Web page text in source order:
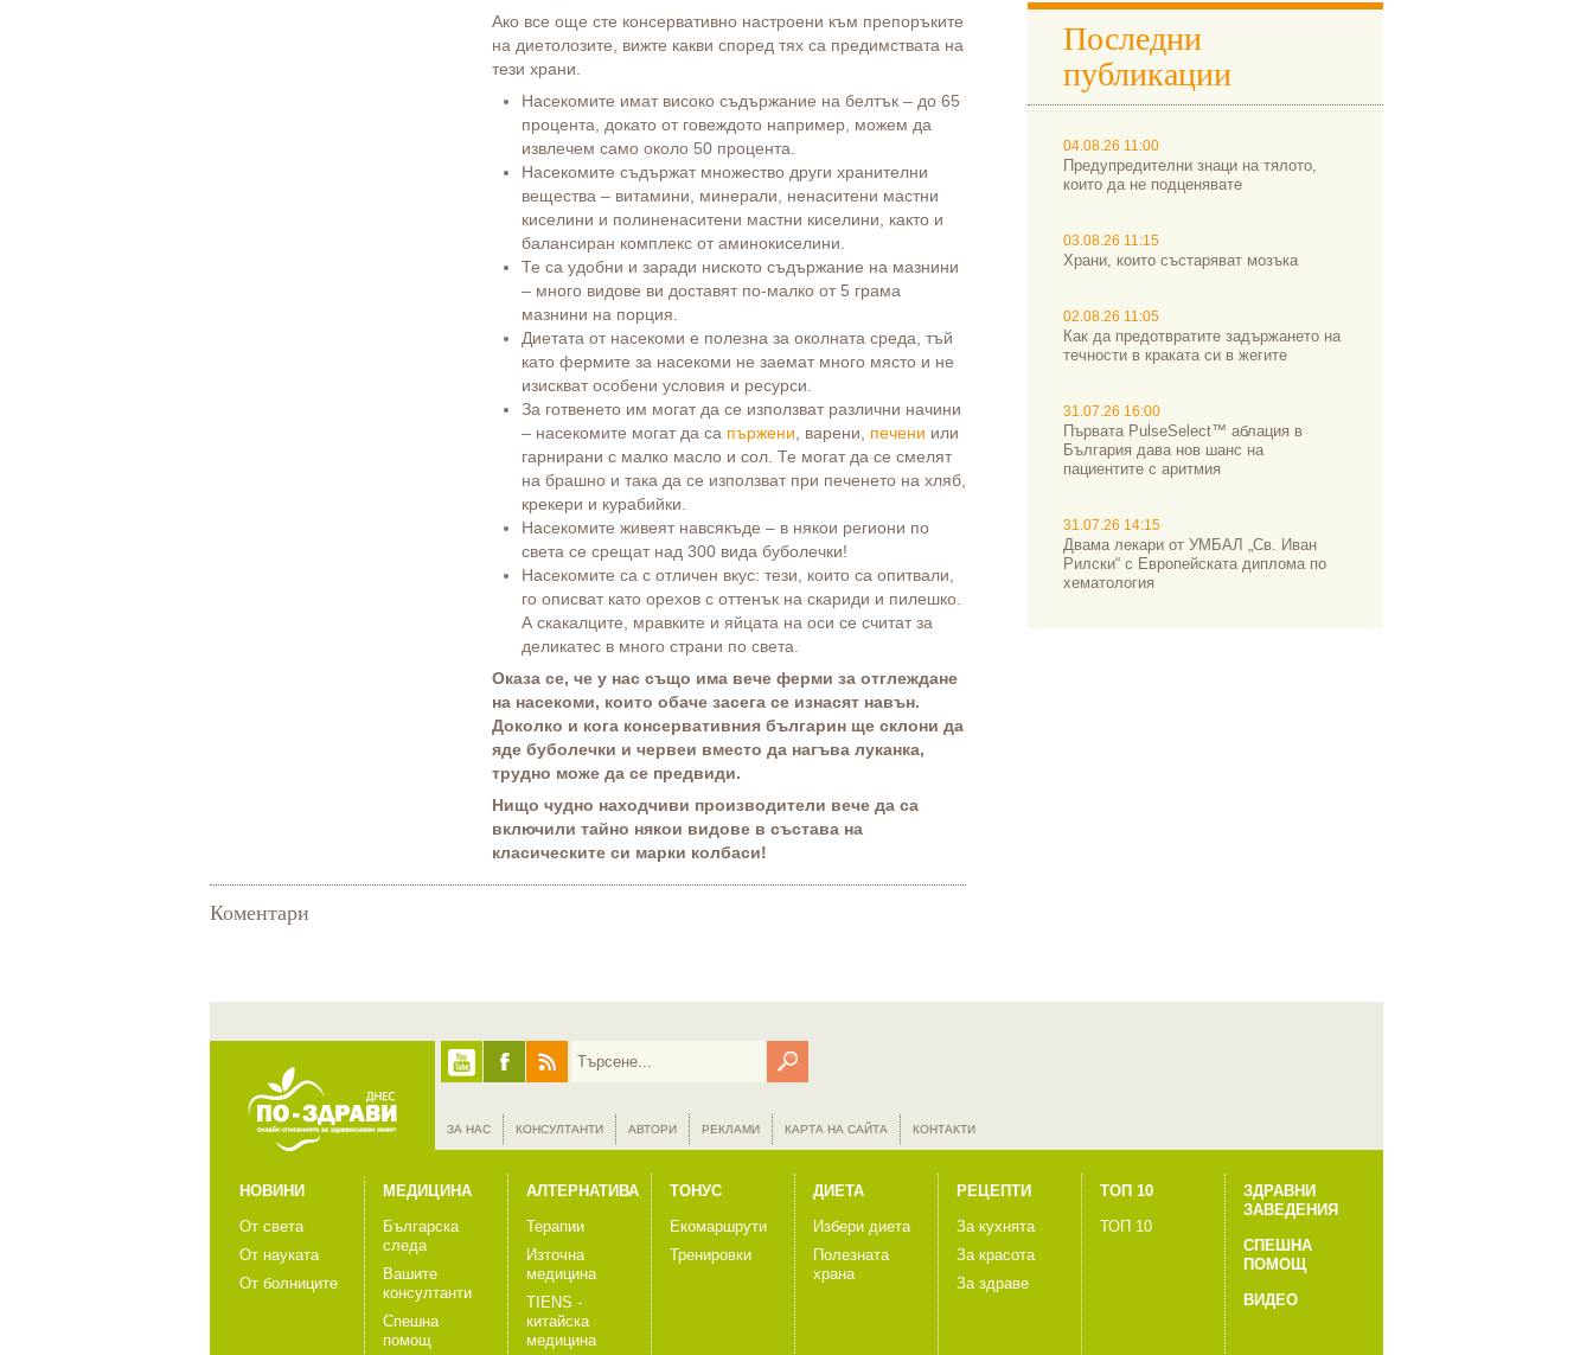
Ако все още сте консервативно настроени към препоръките
на диетолозите, вижте какви според тях са предимствата на
тези храни.
Насекомите имат високо съдържание на белтък – до 65
процента, докато от говеждото например, можем да
извлечем само около 50 процента.
Насекомите съдържат множество други хранителни
вещества – витамини, минерали, ненаситени мастни
киселини и полиненаситени мастни киселини, както и
балансиран комплекс от аминокиселини.
Те са удобни и заради ниското съдържание на мазнини
– много видове ви доставят по-малко от 5 грама
мазнини на порция.
Диетата от насекоми е полезна за околната среда, тъй
като фермите за насекоми не заемат много място и не
изискват особени условия и ресурси.
За готвенето им могат да се използват различни начини
– насекомите могат да са пържени , варени, печени или
гарнирани с малко масло и сол. Те могат да се смелят
на брашно и така да се използват при печенето на хляб,
крекери и курабийки.
Насекомите живеят навсякъде – в някои региони по
света се срещат над 300 вида буболечки!
Насекомите са с отличен вкус: тези, които са опитвали,
го описват като орехов с оттенък на скариди и пилешко.
А скакалците, мравките и яйцата на оси се считат за
деликатес в много страни по света.
Оказа се, че у нас също има вече ферми за отглеждане
на насекоми, които обаче засега се изнасят навън.
Доколко и кога консервативния българин ще склони да
яде буболечки и червеи вместо да нагъва луканка,
трудно може да се предвиди.
Нищо чудно находчиви производители вече да са
включили тайно някои видове в състава на
класическите си марки колбаси!
Коментари
Последни
публикации
04.08.26 11:00
Предупредителни знаци на тялото,
които да не подценявате
03.08.26 11:15
Храни, които състаряват мозъка
02.08.26 11:05
Как да предотвратите задържането на
течности в краката си в жегите
31.07.26 16:00
Първата PulseSelect™ аблация в
България дава нов шанс на
пациентите с аритмия
31.07.26 14:15
Двама лекари от УМБАЛ „Св. Иван
Рилски“ с Европейската диплома по
хематология
ЗА НАС КОНСУЛТАНТИ АВТОРИ РЕКЛАМИ КАРТА НА САЙТА КОНТАКТИ
НОВИНИ
От света
От науката
От болниците
МЕДИЦИНА
Българска
следа
Вашите
консултанти
Спешна
помощ
АЛТЕРНАТИВА
Терапии
Източна
медицина
TIENS -
китайска
медицина
ТОНУС
Екомаршрути
Тренировки
ДИЕТА
Избери диета
Полезната
храна
РЕЦЕПТИ
За кухнята
За красота
За здраве
ТОП 10
ТОП 10
ЗДРАВНИ
ЗАВЕДЕНИЯ
СПЕШНА
ПОМОЩ
ВИДЕО